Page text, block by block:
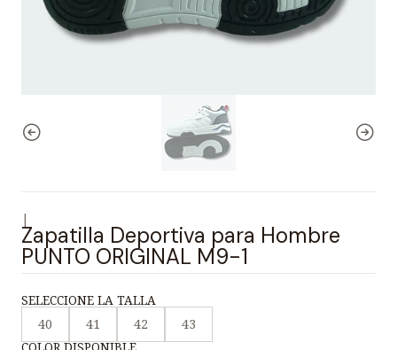
Zapatilla Deportiva para Hombre
PUNTO ORIGINAL M9-1
SELECCIONE LA TALLA
40
41 42
43